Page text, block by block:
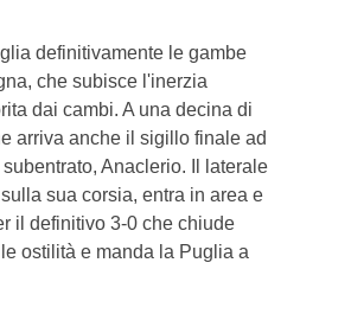
definitivamente le gambe
che subisce l'inerzia
dai cambi. A una decina di
arriva anche il sigillo finale ad
Anaclerio. Il laterale
sua corsia, entra in area e
il definitivo 3-0 che chiude
ostilità e manda la Puglia a